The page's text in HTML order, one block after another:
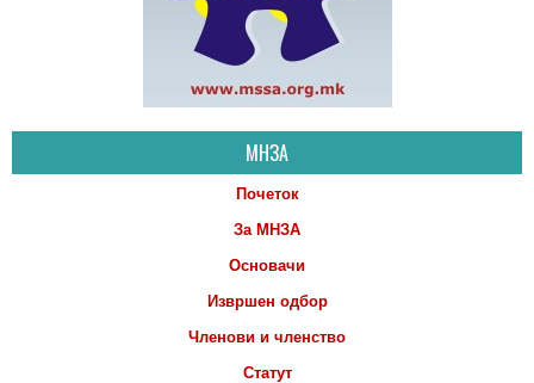
МНЗА
Почеток
За МНЗА
Основачи
Извршен одбор
Членови и членство
Статут